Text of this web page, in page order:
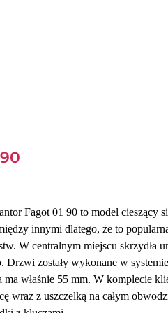
Fagot 01 90 to model cieszący
innymi dlatego, że to
W centralnym miejscu skrzydła
Drzwi zostały wykonane w
ma właśnie 55 mm. W komplecie
wraz z uszczelką na całym